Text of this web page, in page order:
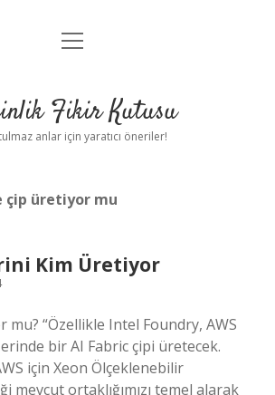
Anasayfa
Yasal Uyarı
menüyü
Fikir Kutusu
anlar için yaratıcı öneriler!
çip üretiyor mu
Kim Üretiyor
“Özellikle Intel Foundry, AWS
bir AI Fabric çipi üretecek.
için Xeon Ölçeklenebilir
mevcut ortaklığımızı temel alarak